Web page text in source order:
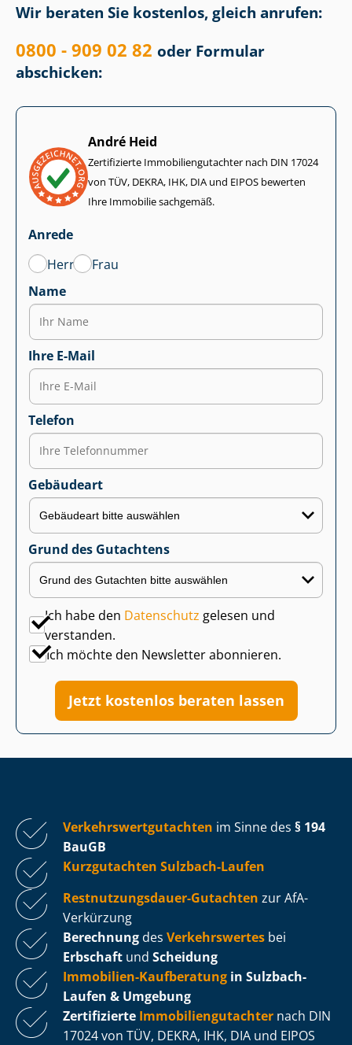
Wir beraten Sie kostenlos, gleich anrufen:
0800 - 909 02 82 oder Formular
abschicken:
André Heid
Zertifizierte Im­mo­bi­li­en­gut­ach­ter nach DIN 17024
von TÜV, DEKRA, IHK, DIA und EIPOS bewerten
Ihre Immobilie sachgemäß.
Anrede
Herr
Frau
Name
Ihre E-Mail
Telefon
Gebäudeart
Grund des Gutachtens
Ich habe den Datenschutz gelesen und
verstanden.
Ich möchte den Newsletter abonnieren.
Jetzt kostenlos beraten lassen
Ver­kehrs­wert­gut­ach­ten im Sinne des § 194
BauGB
Kurzgutachten Sulzbach-Laufen
Rest­nut­zungs­dau­er-Gutachten zur AfA-
Verkürzung
Berechnung des Verkehrswertes bei
Erbschaft und Scheidung
Immobilien-Kaufberatung in Sulzbach-
Laufen & Umgebung
Zertifizierte Im­mo­bi­li­en­gut­ach­ter nach DIN
17024 von TÜV, DEKRA, IHK, DIA und EIPOS